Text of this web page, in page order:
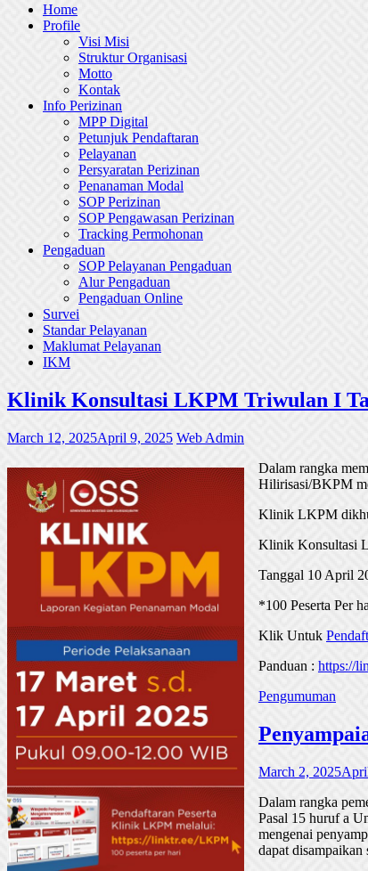
Home
Profile
Visi Misi
Struktur Organisasi
Motto
Kontak
Info Perizinan
MPP Digital
Petunjuk Pendaftaran
Pelayanan
Persyaratan Perizinan
Penanaman Modal
SOP Perizinan
SOP Pengawasan Perizinan
Tracking Permohonan
Pengaduan
SOP Pelayanan Pengaduan
Alur Pengaduan
Pengaduan Online
Survei
Standar Pelayanan
Maklumat Pelayanan
IKM
Klinik Konsultasi LKPM Triwulan I
March 12, 2025April 9, 2025 Web Admin
Dalam rangka
Hilirisasi/BKPM
Klinik LKPM
Klinik Konsultasi
Tanggal 10 April
*100 Peserta Per
Klik Untuk
Panduan : https://
Pengumuman
March 2, 2025
Dalam rangka
Pasal 15 huruf a
mengenai
dapat disampaikan